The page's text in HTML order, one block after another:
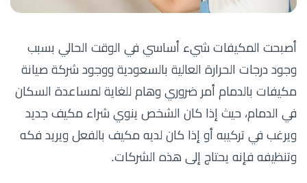
أصبحت المكيفات شيء أساسي في الوقت الحالي بسبب
وجود درجات الحرارة العالية بالسعودية ووجود شركة صيانة
مكيفات بالدمام أمر ضروري وهام للغاية لمساعدة السكان
في الدمام، حيث إذا كان الشخص ينوي شراء مكيف جديد
ويرغب في تركيبه أو إذا كان لديه مكيف بالفعل ويريد فكه
وتنظيفه فإنه يحتاج إلى هذه الشركات.